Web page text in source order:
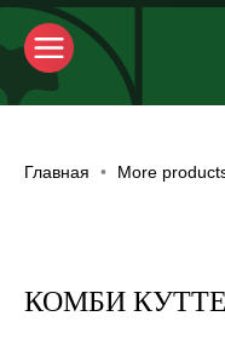
Главная More
КОМБИ